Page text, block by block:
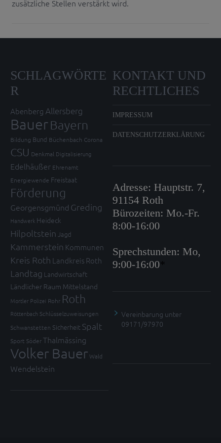
zusätzliche Stellen verstärkt wird.
SCHLAGWÖRTE
R
Abenberg Allersberg
Bauer Bayern
Bildung Bund Büchenbach Corona
CSU Denkmal Digitalisierung
Edelhäußer Ehrenamt
Energiewende Freistaat
Förderung
Georgensgmünd Greding
Handwerk Heideck
Hilpoltstein Jagd
Kammerstein Kommunen
Kreis Roth Landkreis Roth
Landtag Landwirtschaft
Ländlicher Raum Mittelstand
Mortler Polizei Rohr Roth
Röttenbach Schlüsselzuweisungen
Schwanstetten Sicherheit Spalt
Sport SöderThalmässing
Volker BauerWald
Wendelstein
KONTAKT UND
RECHTLICHES
IMPRESSUM
DATENSCHUTZERKLÄRUNG
Adresse: Hauptstr. 7,
91154 Roth
Bürozeiten: Mo.-Fr.
8:00-16:00
Sprechstunden: Mo,
9:00-16:00*
Vereinbarung unter
09171/97970